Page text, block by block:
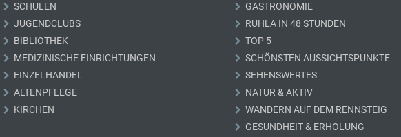
SCHULEN
JUGENDCLUBS
BIBLIOTHEK
MEDIZINISCHE EINRICHTUNGEN
EINZELHANDEL
ALTENPFLEGE
KIRCHEN
GASTRONOMIE
RUHLA IN 48 STUNDEN
TOP 5
SCHÖNSTEN AUSSICHTSPUNKTE
SEHENSWERTES
NATUR & AKTIV
WANDERN AUF DEM RENNSTEIG
GESUNDHEIT & ERHOLUNG